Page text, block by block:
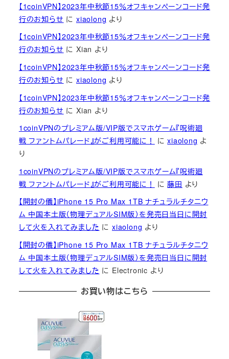
【1coinVPN】2023年中秋節15％オフキャンペーンコード発
行のお知らせ にxiaolong より
【1coinVPN】2023年中秋節15％オフキャンペーンコード発
行のお知らせ にXian より
【1coinVPN】2023年中秋節15％オフキャンペーンコード発
行のお知らせ にxiaolong より
【1coinVPN】2023年中秋節15％オフキャンペーンコード発
行のお知らせ にXian より
1coinVPNのプレミアム版/VIP版でスマホゲーム『呪術廻
戦 ファントムパレード』がご利用可能に！
にxiaolong よ
り
1coinVPNのプレミアム版/VIP版でスマホゲーム『呪術廻
戦 ファントムパレード』がご利用可能に！
に藤田 より
【開封の儀】iPhone 15 Pro Max 1TB ナチュラルチタニウ
ム 中国本土版（物理デュアルSIM版）を発売日当日に開封
して火を入れてみました にxiaolong より
【開封の儀】iPhone 15 Pro Max 1TB ナチュラルチタニウ
ム 中国本土版（物理デュアルSIM版）を発売日当日に開封
して火を入れてみました に Electronic より
お買い物はこちら